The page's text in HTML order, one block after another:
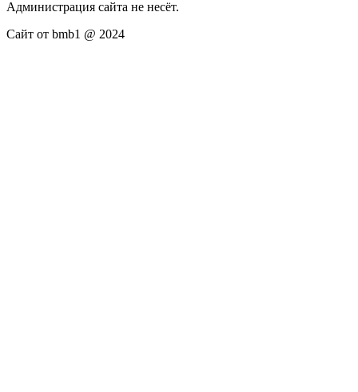
Администрация сайта не несёт.
Сайт от bmb1 @ 2024